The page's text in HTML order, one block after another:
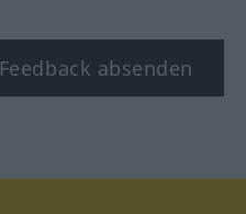
Feedback absenden